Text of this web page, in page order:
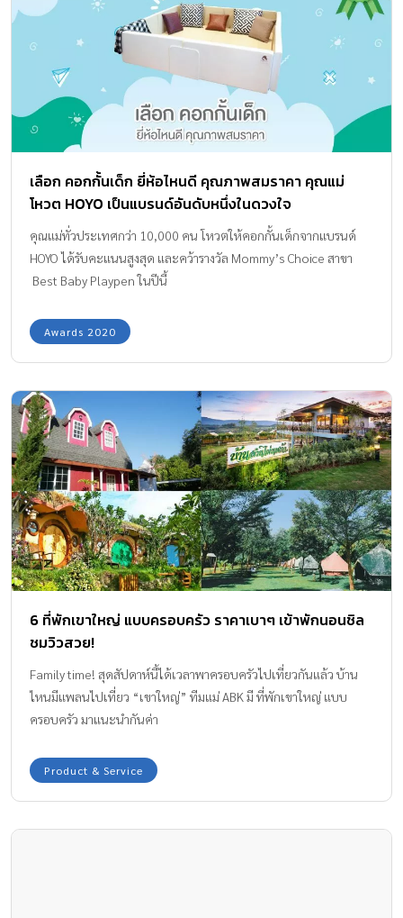
เลือก คอกกั้นเด็ก ยี่ห้อไหนดี คุณภาพสมราคา คุณแม่
โหวต HOYO เป็นแบรนด์อันดับหนึ่งในดวงใจ
คุณแม่ทั่วประเทศกว่า 10,000 คน โหวตให้คอกกั้นเด็กจากแบรนด์
HOYO ได้รับคะแนนสูงสุด และคว้ารางวัล Mommy’s Choice สาขา
Best Baby Playpen ในปีนี้
Awards 2020
6 ที่พักเขาใหญ่ แบบครอบครัว ราคาเบาๆ เข้าพักนอนชิล
ชมวิวสวย!
Family time! สุดสัปดาห์นี้ได้เวลาพาครอบครัวไปเที่ยวกันแล้ว บ้าน
ไหนมีแพลนไปเที่ยว “เขาใหญ่” ทีมแม่ ABK มี ที่พักเขาใหญ่ แบบ
ครอบครัว มาแนะนำกันค่า
Product & Service